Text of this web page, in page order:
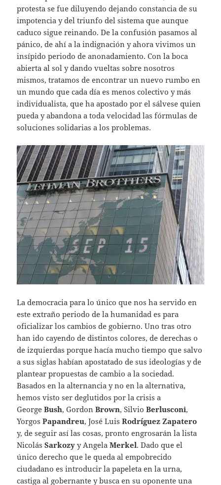
protesta se fue diluyendo dejando constancia de su
impotencia y del triunfo del sistema que aunque
caduco sigue reinando. De la confusión pasamos al
pánico, de ahí a la indignación y ahora vivimos un
insípido periodo de anonadamiento. Con la boca
abierta al sol y dando vueltas sobre nosotros
mismos, tratamos de encontrar un nuevo rumbo en
un mundo que cada día es menos colectivo y más
individualista, que ha apostado por el sálvese quien
pueda y abandona a toda velocidad las fórmulas de
soluciones solidarias a los problemas.
La democracia para lo único que nos ha servido en
este extraño periodo de la humanidad es para
oficializar los cambios de gobierno. Uno tras otro
han ido cayendo de distintos colores, de derechas o
de izquierdas porque hacía mucho tiempo que salvo
a sus siglas habían apostatado de sus ideologías y de
plantear propuestas de cambio a la sociedad.
Basados en la alternancia y no en la alternativa,
hemos visto ser deglutidos por la crisis a
GeorgeBush, GordonBrown, SilvioBerlusconi,
YorgosPapandreu, José Luis Rodríguez Zapatero
y, de seguir así las cosas, pronto engrosarán la lista
NicolásSarkozy y AngelaMerkel. Dado que el
único derecho que le queda al empobrecido
ciudadano es introducir la papeleta en la urna,
castiga al gobernante y busca en su oponente una